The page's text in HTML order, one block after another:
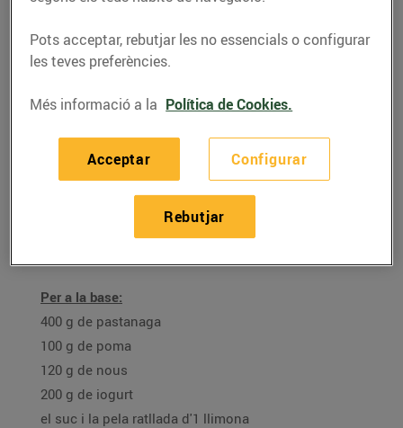
RECEPTES
Pastís de pastanaga
amb crema de coco i
salsa de taronja
07/d’octubre/2021
Per a la base:
400 g de pastanaga
100 g de poma
120 g de nous
200 g de iogurt
el suc i la pela ratllada d'1 llimona
Pots acceptar, rebutjar les no essencials o configurar
les teves preferències.
Més informació a la Política de Cookies.
Configurar
Rebutjar
Acceptar